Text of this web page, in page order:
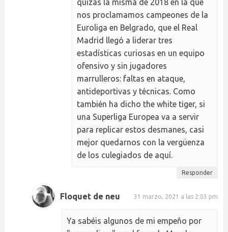
quizás la misma de 2018 en la que
nos proclamamos campeones de la
Euroliga en Belgrado, que el Real
Madrid llegó a liderar tres
estadísticas curiosas en un equipo
ofensivo y sin jugadores
marrulleros: faltas en ataque,
antideportivas y técnicas. Como
también ha dicho the white tiger, si
una Superliga Europea va a servir
para replicar estos desmanes, casi
mejor quedarnos con la vergüenza
de los culegiados de aquí.
Responder
Floquet de neu 31 marzo, 2021 a las 2:03 pm
Ya sabéis algunos de mi empeño por